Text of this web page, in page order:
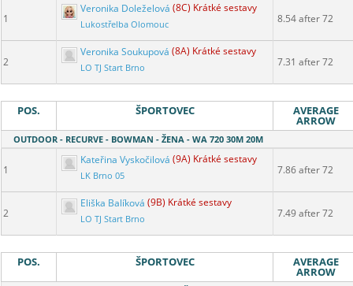
1
Veronika Doleželová (8C) Krátké sestavy
Lukostřelba Olomouc 8.54 after 72
2
Veronika Soukupová (8A) Krátké sestavy
LO TJ Start Brno 7.31 after 72
POS. ŠPORTOVEC AVERAGE
ARROW
OUTDOOR - RECURVE - BOWMAN - ŽENA - WA 720 30M 20M
1
Kateřina Vyskočilová (9A) Krátké sestavy
LK Brno 05 7.86 after 72
2
Eliška Balíková (9B) Krátké sestavy
LO TJ Start Brno 7.49 after 72
POS. ŠPORTOVEC AVERAGE
ARROW